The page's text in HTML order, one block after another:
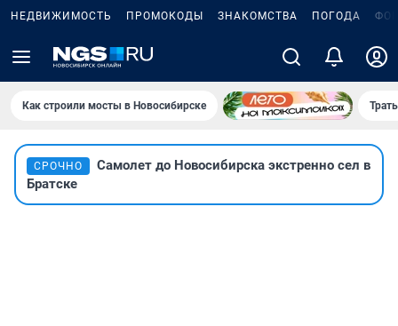
НЕДВИЖИМОСТЬ ПРОМОКОДЫ ЗНАКОМСТВА ПОГОДА
Как строили мосты в Новосибирске
СРОЧНО
Самолет до Новосибирска экстренно сел в
Братске